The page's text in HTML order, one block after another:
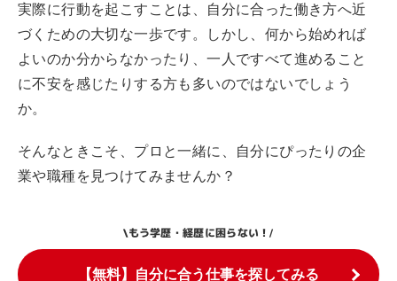
実際に行動を起こすことは、自分に合った働き方へ近
づくための大切な一歩です。しかし、何から始めれば
よいのか分からなかったり、一人ですべて進めること
に不安を感じたりする方も多いのではないでしょう
か。
そんなときこそ、プロと一緒に、自分にぴったりの企
業や職種を見つけてみませんか？
\もう学歴・経歴に困らない！/
【無料】自分に合う仕事を探してみる